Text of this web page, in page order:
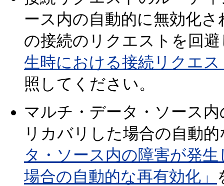
ース内の自動的に無効化
の接続のリクエストを回
生時における接続リクエ
照してください。
マルチ・データ・ソース
リカバリした場合の自動
タ・ソース内の障害が発
場合の自動的な再有効化」